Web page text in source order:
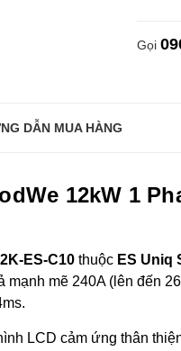
Gọi
DẪN MUA HÀNG
12kW 1
ES-C10 thuộc ES Uniq
mẽ 240A (lên đến
LCD cảm ứng thân